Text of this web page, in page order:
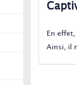
En
Ainsi, il